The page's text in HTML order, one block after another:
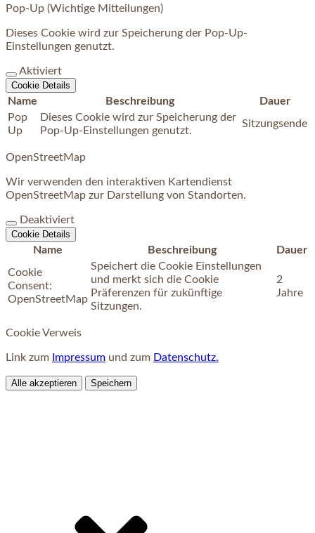
Pop-Up (Wichtige Mitteilungen)
Dieses Cookie wird zur Speicherung der Pop-Up-
Einstellungen genutzt.
Aktiviert
Cookie Details
Name Beschreibung
Dauer
Pop
Up
Dieses Cookie wird zur Speicherung der
Pop-Up-Einstellungen genutzt.
Sitzungsende
OpenStreetMap
Wir verwenden den interaktiven Kartendienst
OpenStreetMap zur Darstellung von Standorten.
Deaktiviert
Cookie Details
Name Beschreibung
Dauer
Cookie
Consent:
OpenStreetMap
Speichert die Cookie Einstellungen
und merkt sich die Cookie
Präferenzen für zukünftige
Sitzungen.
2
Jahre
Cookie Verweis
Link zum Impressum und zum Datenschutz.
Alle akzeptieren Speichern